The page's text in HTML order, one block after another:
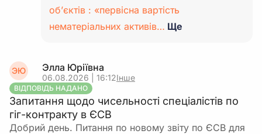
об’єктів : «первісна вартість
нематеріальних активів… Ще
ЭЮ Элла Юріївна
06.08.2026 | 16:12Інше
ВІДПОВІДЬ НАДАНО
Запитання щодо чисельності спеціалістів по
гіг-контракту в ЄСВ
Добрий день. Питання по новому звіту по ЄСВ для